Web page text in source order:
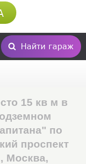
Найти гараж
15 кв м в
по
проспект
Москва,